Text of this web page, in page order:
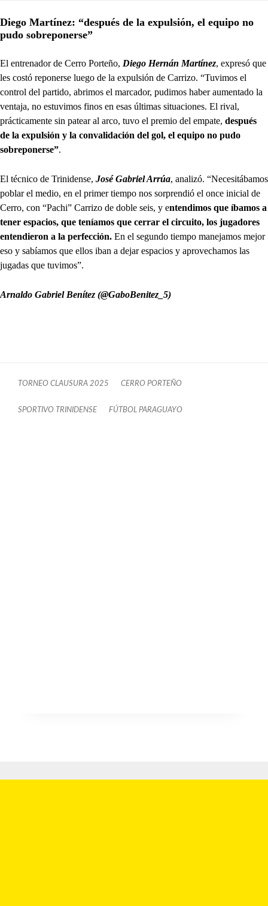
Diego Martínez: “después de la expulsión, el equipo no
pudo sobreponerse”
El entrenador de Cerro Porteño, Diego Hernán Martínez, expresó que
les costó reponerse luego de la expulsión de Carrizo. “Tuvimos el
control del partido, abrimos el marcador, pudimos haber aumentado la
ventaja, no estuvimos finos en esas últimas situaciones. El rival,
prácticamente sin patear al arco, tuvo el premio del empate, después
de la expulsión y la convalidación del gol, el equipo no pudo
sobreponerse”.
El técnico de Trinidense, José Gabriel Arrúa, analizó. “Necesitábamos
poblar el medio, en el primer tiempo nos sorprendió el once inicial de
Cerro, con “Pachi” Carrizo de doble seis, y entendimos que íbamos a
tener espacios, que teníamos que cerrar el circuito, los jugadores
entendieron a la perfección. En el segundo tiempo manejamos mejor
eso y sabíamos que ellos iban a dejar espacios y aprovechamos las
jugadas que tuvimos”.
Arnaldo Gabriel Benítez (@GaboBenitez_5)
TORNEO CLAUSURA 2025 CERRO PORTEÑO
SPORTIVO TRINIDENSE FÚTBOL PARAGUAYO